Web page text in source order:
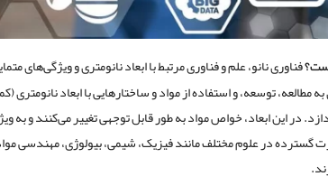
فناوری نانو، علم و فناوری مرتبط با ابعاد نانومتری و ویژگی‌های
در این ابعاد، خواص مواد به طور قابل توجهی تغییر می‌کنند و به
گسترده در علوم مختلف مانند فیزیک، شیمی، بیولوژی، مهندسی